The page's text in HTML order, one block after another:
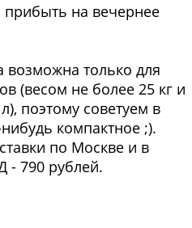
на вечернее
возможна только для
(весом не более 25 кг и
поэтому советуем в
компактное ;).
по Москве и в
- 790 рублей.